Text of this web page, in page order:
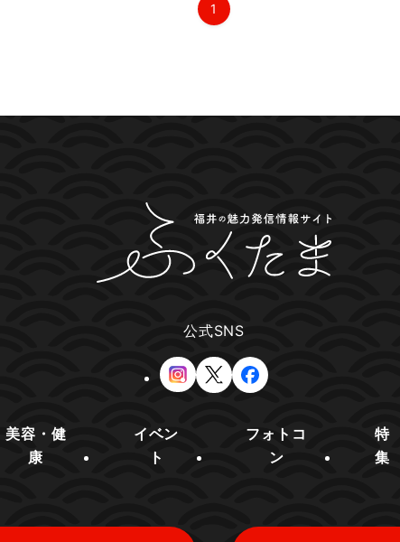
1
公式SNS
美容・健
康
イベン
ト
フォトコ
ン
特
集